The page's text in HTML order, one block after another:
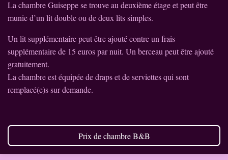
La chambre Guiseppe se trouve au deuxième étage et peut être
munie d’un lit double ou de deux lits simples.
Un lit supplémentaire peut être ajouté contre un frais
supplémentaire de 15 euros par nuit. Un berceau peut être ajouté
gratuitement.
La chambre est équipée de draps et de serviettes qui sont
remplacé(e)s sur demande.
Prix de chambre B&B